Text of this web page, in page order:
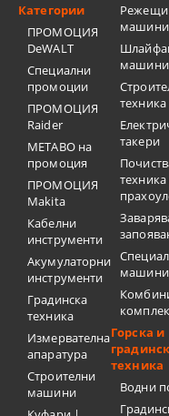
Категории
ПРОМОЦИЯ
DeWALT
Специални
промоции
ПРОМОЦИЯ
Raider
METABO на
промоция
ПРОМОЦИЯ
Makita
Кабелни
инструменти
Акумулаторни
инструменти
Градинска
техника
Измервателна
апаратура
Строителни
машини
Режещи
машини
машини
техника
такери
техника
машини
Горска и
техника
Водни